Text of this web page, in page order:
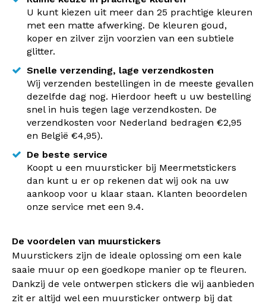
U kunt kiezen uit meer dan 25 prachtige kleuren
met een matte afwerking. De kleuren goud,
koper en zilver zijn voorzien van een subtiele
glitter.
Snelle verzending, lage verzendkosten
Wij verzenden bestellingen in de meeste gevallen
dezelfde dag nog. Hierdoor heeft u uw bestelling
snel in huis tegen lage verzendkosten. De
verzendkosten voor Nederland bedragen €2,95
en België €4,95).
De beste service
Koopt u een muursticker bij Meermetstickers
dan kunt u er op rekenen dat wij ook na uw
aankoop voor u klaar staan. Klanten beoordelen
onze service met een 9.4.
De voordelen van muurstickers
Muurstickers zijn de ideale oplossing om een kale
saaie muur op een goedkope manier op te fleuren.
Dankzij de vele ontwerpen stickers die wij aanbieden
zit er altijd wel een muursticker ontwerp bij dat